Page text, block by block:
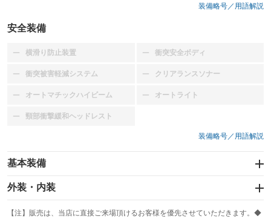
装備略号／用語解説
安全装備
横滑り防止装置
：装備なし 衝突安全ボディ
：装備なし
衝突被害軽減システム
：装備なし クリアランスソナー
：装備なし
オートマチックハイビーム
：装備なし オートライト
：装備なし
頸部衝撃緩和ヘッドレスト
：装備なし
装備略号／用語解説
基本装備
エアバッグ：運転席/助手席
：装備あり
：装備なし
外装・内装
カーナビ
：装備なし
【注】販売は、当店に直接ご来場頂けるお客様を優先させていただきます。◆